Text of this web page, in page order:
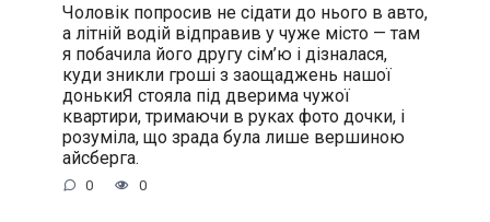
Чоловік попросив не сідати до нього в авто,
а літній водій відправив у чуже місто — там
я побачила його другу сім’ю і дізналася,
куди зникли гроші з заощаджень нашої
донькиЯ стояла під дверима чужої
квартири, тримаючи в руках фото дочки, і
розуміла, що зрада була лише вершиною
айсберга.
0 0